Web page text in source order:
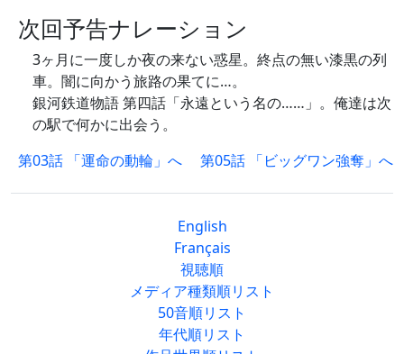
次回予告ナレーション
3ヶ月に一度しか夜の来ない惑星。終点の無い漆黒の列
車。闇に向かう旅路の果てに…。
銀河鉄道物語 第四話「永遠という名の……」。俺達は次
の駅で何かに出会う。
第03話 「運命の動輪」へ
第05話 「ビッグワン強奪」へ
English
Français
視聴順
メディア種類順リスト
50音順リスト
年代順リスト